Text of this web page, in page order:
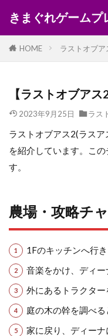
きまぐれゲームプ
HOME ラストオブア
【ラストオブア
2023年9月25日 ラス
ラストオブアス2(ラス
を紹介しています。こ
す。
農場・攻略チ
1Fのキッチンへ行
音楽をかけ、ディ
外にあるトラクター
庭の木の幹を調べ
家に戻り、ディー